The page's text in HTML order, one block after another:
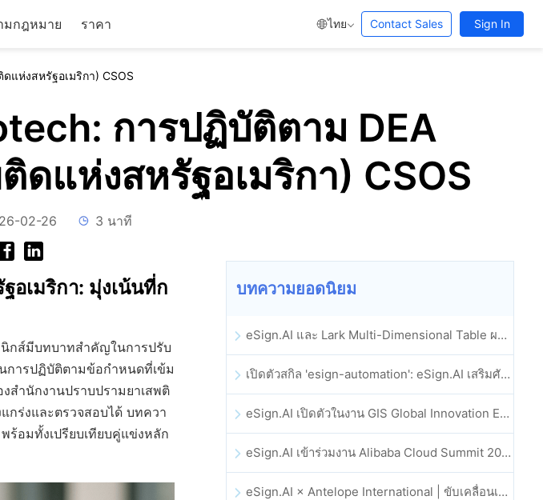
มกฎหมาย ราคา ไทย Contact Sales Sign In
แห่งสหรัฐอเมริกา) CSOS
การปฏิบัติตาม DEA
ดแห่งสหรัฐอเมริกา) CSOS
02-26 3 นาที
อเมริกา: มุ่งเน้นที่ก
นิกส์มีบทบาทสำคัญในการปรับ
การปฏิบัติตามข้อกำหนดที่เข้ม
สำนักงานปราบปรามยาเสพติ
กร่งและตรวจสอบได้ บทควา
ร้อมทั้งเปรียบเทียบคู่แข่งหลัก
บทความยอดนิยม
eSign.AI และ Lark Multi-Dimensional Table ผสานรวมกันอย่างเป็นทางการ: การลงนามและการเก็บถาวรสัญญาอิเล็กทรอนิกส์แบบอัตโนมัติเต็มรูปแบบ
เปิดตัวสกิล 'esign-automation': eSign.AI เสริมศักยภาพให้ OpenClaw ด้วยลายเซ็นอิเล็กทรอนิกส์อัตโนมัติ
eSign.AI เปิดตัวในงาน GIS Global Innovation Exhibition 2025
eSign.AI เข้าร่วมงาน Alibaba Cloud Summit 2025 ที่ฮ่องกง เพื่อขับเคลื่อนนวัตกรรมคลาวด์ที่ขับเคลื่อนด้วย AI และความเชื่อมั่นทางดิจิทัล
eSign.AI × Antelope International | ขับเคลื่อนเวิร์กโฟลดิจิทัลที่ปลอดภัยและขับเคลื่อนด้วย AI